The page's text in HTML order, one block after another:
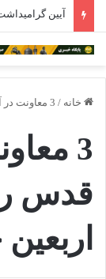
آیین
خانه / 3 معاونت در آستان قدس رضوی درگیر اربعین حسینی
3
قدس